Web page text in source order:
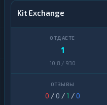
Kit Exchange
1
10,8 / 930
0 / 0 /1 /0